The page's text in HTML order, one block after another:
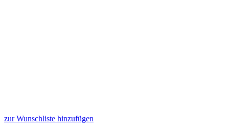
zur Wunschliste hinzufügen